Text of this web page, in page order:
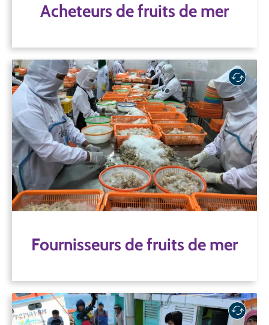
Acheteurs de fruits de mer
Fournisseurs de fruits de mer
Fournisseurs de fruits de mer
En veillant à ce que des normes et des pratiques
responsables soient respectées tout au long du
processus de production des produits de la mer, les
fournisseurs font en sorte que le débat sur la
durabilité se poursuive, depuis la salle de réunion
jusqu'au bateau, et vice versa.
Fournisseurs de fruits de mer